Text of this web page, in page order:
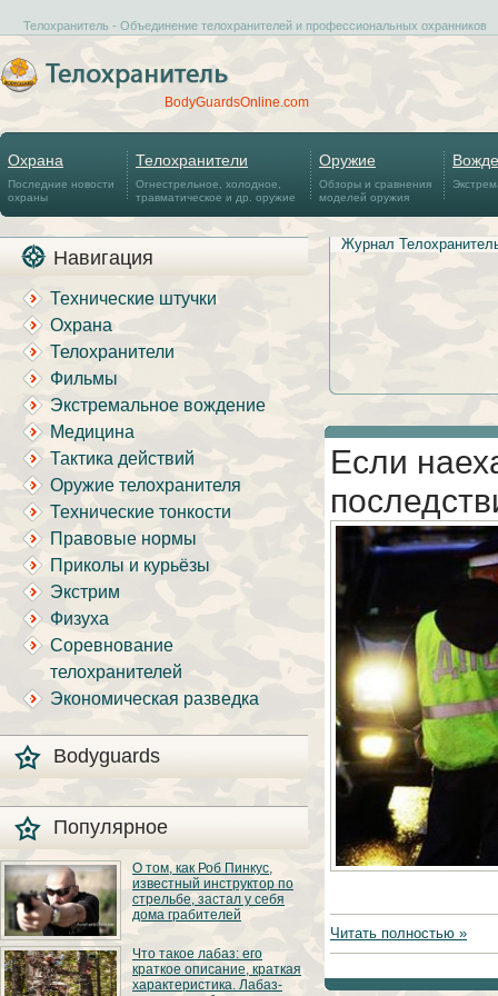
Телохранитель - Объединение телохранителей и профессиональных охранников
BodyGuardsOnline.com
Охрана
Последние новости
охраны
Телохранители
Огнестрельное, холодное,
травматическое и др. оружие
Оружие
Обзоры и сравнения
моделей оружия
Навигация
Технические штучки
Охрана
Телохранители
Фильмы
Экстремальное вождение
Медицина
Тактика действий
Оружие телохранителя
Технические тонкости
Правовые нормы
Приколы и курьёзы
Экстрим
Физуха
Соревнование
телохранителей
Экономическая разведка
Bodyguards
Популярное
О том, как Роб Пинкус,
известный инструктор по
стрельбе, застал у себя
дома грабителей
Вот вы всё говорите:
«В США круто, там
можно любого
постороннего в своём
Что такое лабаз: его
краткое описание, краткая
характеристика. Лабаз-
Журнал
Если
Читать полностью »